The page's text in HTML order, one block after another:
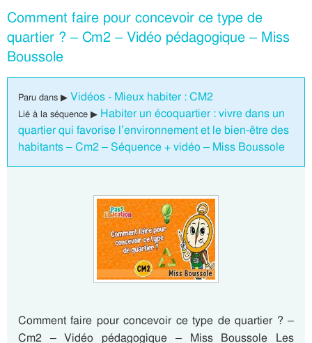
Comment faire pour concevoir ce type de
quartier ? – Cm2 – Vidéo pédagogique – Miss
Boussole
Paru dans ▶ Vidéos - Mieux habiter : CM2
Lié à la séquence ▶ Habiter un écoquartier : vivre dans un
quartier qui favorise l’environnement et le bien-être des
habitants – Cm2 – Séquence + vidéo – Miss Boussole
Comment faire pour concevoir ce type de quartier ? –
Cm2 – Vidéo pédagogique – Miss Boussole Les